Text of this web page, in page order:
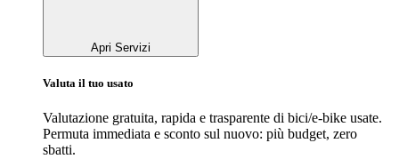
Apri Servizi
Valuta il tuo usato
Valutazione gratuita, rapida e trasparente di bici/e-bike usate.
Permuta immediata e sconto sul nuovo: più budget, zero
sbatti.